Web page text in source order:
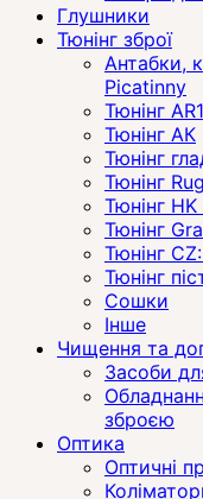
Глушники
Тюнінг зброї
Антабки,
Picatinny
Тюнінг
Тюнінг АК
Тюнінг
Тюнінг
Тюнінг
Тюнінг
Тюнінг
Тюнінг
Сошки
Інше
Чищення та
Засоби
зброєю
Оптика
Оптичні